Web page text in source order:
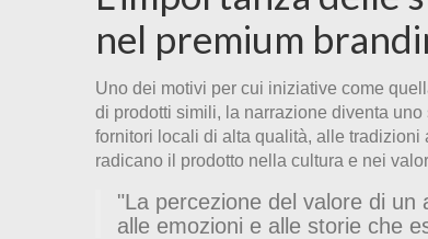
nel premium
Uno dei motivi per cui iniziative come
di prodotti simili, la narrazione diventa
fornitori locali di alta qualità, alle
radicano il prodotto nella cultura e nei
"La percezione del valore di
alle emozioni e alle storie che